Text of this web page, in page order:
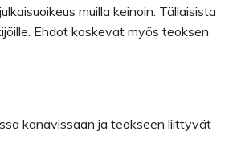
muilla keinoin. Tällaisista
Ehdot koskevat myös teoksen
kanavissaan ja teokseen liittyvät